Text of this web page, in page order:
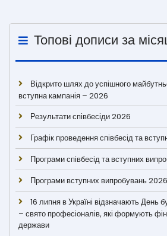
Топові дописи за
Відкрито шлях до успішного
вступна кампанія – 2026
Результати співбесіди 2026
Графік проведення співбесід та
Програми співбесід та вступних
Програми вступних випробувань
16 липня в Україні відзначають День
– свято професіоналів, які формують
держави